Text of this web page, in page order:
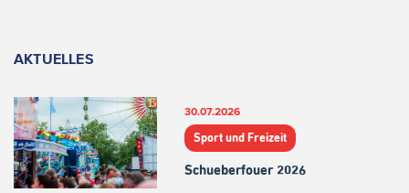
AKTUELLES
30.07.2026
Sport und Freizeit
Schueberfouer 2026